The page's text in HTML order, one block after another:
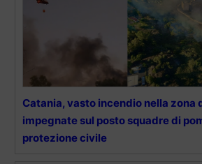
Catania, vasto incendio nella zona
impegnate sul posto squadre di
protezione civile